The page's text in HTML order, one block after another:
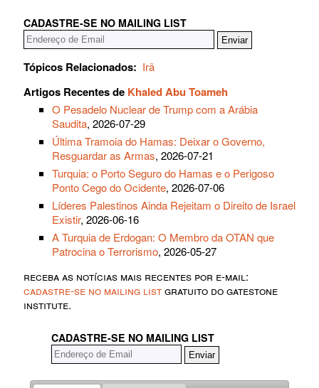
CADASTRE-SE NO MAILING LIST
Tópicos Relacionados: Irã
Artigos Recentes de Khaled Abu Toameh
O Pesadelo Nuclear de Trump com a Arábia
Saudita, 2026-07-29
Última Tramoia do Hamas: Deixar o Governo,
Resguardar as Armas, 2026-07-21
Turquia: o Porto Seguro do Hamas e o Perigoso
Ponto Cego do Ocidente, 2026-07-06
Líderes Palestinos Ainda Rejeitam o Direito de Israel
Existir, 2026-06-16
A Turquia de Erdogan: O Membro da OTAN que
Patrocina o Terrorismo, 2026-05-27
receba as notícias mais recentes por e-mail:
cadastre-se no mailing listgratuito do gatestone
institute.
CADASTRE-SE NO MAILING LIST